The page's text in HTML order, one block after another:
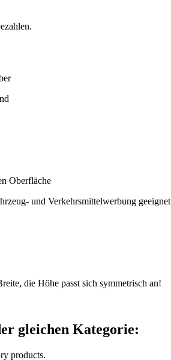
Oberfläche
und Verkehrsmittelwerbung geeignet
die Höhe passt sich symmetrisch an!
gleichen Kategorie:
products.